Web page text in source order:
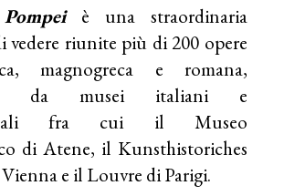
è una straordinaria
vedere riunite più di 200 opere
magnogreca e romana,
da musei italiani e
fra cui il Museo
di Atene, il Kunsthistoriches
e il Louvre di Parigi.